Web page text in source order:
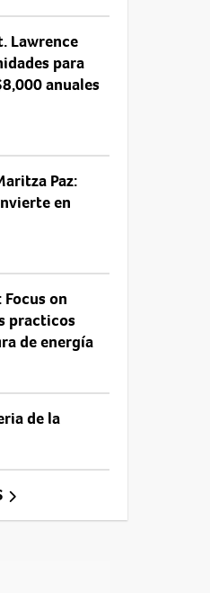
Lawrence
para
anuales
Paz:
en
on
practicos
de energía
de la